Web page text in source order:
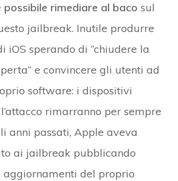
possibile rimediare al baco sul
jailbreak. Inutile produrre
iOS sperando di “chiudere la
e convincere gli utenti ad
software: i dispositivi
rimarranno per sempre
anni passati, Apple aveva
ai jailbreak pubblicando
aggiornamenti del proprio